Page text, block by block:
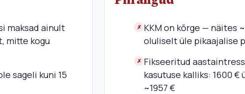
maksad ainult
mitte kogu
sageli kuni 15
✗ KKM on kõrge — näites
oluliselt üle pikaajalise
✗ Fikseeritud
kasutuse kalliks: 1600 €
~1957 €